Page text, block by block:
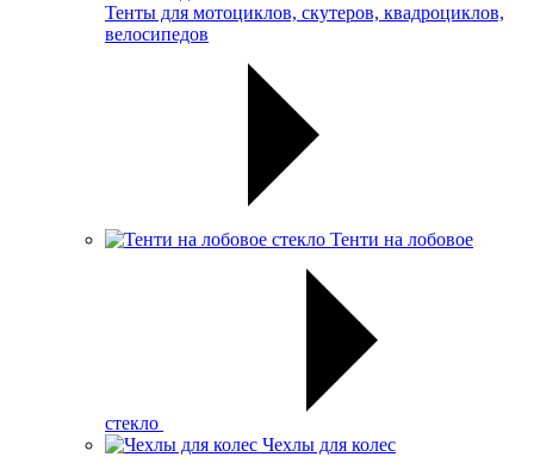
Тенты для мотоциклов, скутеров, квадроциклов,
велосипедов
Тенти на лобовое
стекло
Чехлы для колес